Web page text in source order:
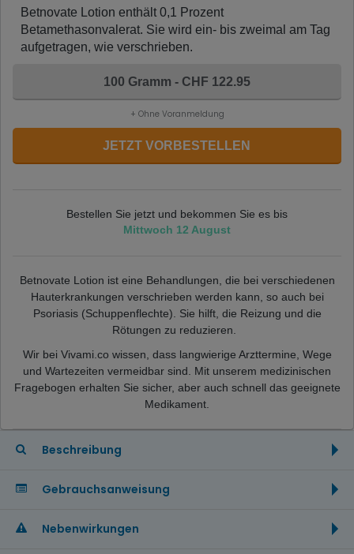
Betnovate Lotion enthält 0,1 Prozent
Betamethasonvalerat. Sie wird ein- bis zweimal am Tag
aufgetragen, wie verschrieben.
100 Gramm - CHF 122.95
+ Ohne Voranmeldung
JETZT VORBESTELLEN
Bestellen Sie jetzt und bekommen Sie es bis
Mittwoch 12 August
Betnovate Lotion ist eine Behandlungen, die bei verschiedenen
Hauterkrankungen verschrieben werden kann, so auch bei
Psoriasis (Schuppenflechte). Sie hilft, die Reizung und die
Rötungen zu reduzieren.
Wir bei Vivami.co wissen, dass langwierige Arzttermine, Wege
und Wartezeiten vermeidbar sind. Mit unserem medizinischen
Fragebogen erhalten Sie sicher, aber auch schnell das geeignete
Medikament.
Beschreibung
Gebrauchsanweisung
Nebenwirkungen